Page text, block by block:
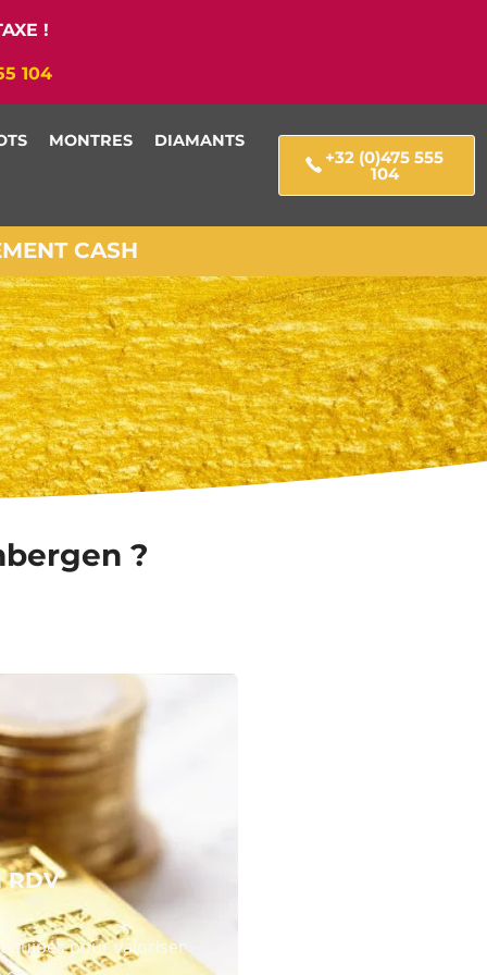
!
104
MONTRES DIAMANTS
+32 (0)475 555
104
CASH
?
RDV
pour valoriser